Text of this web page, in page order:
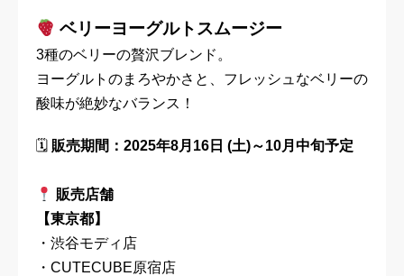
ベリーヨーグルトスムージー
3種のベリーの贅沢ブレンド。
ヨーグルトのまろやかさと、フレッシュなベリーの
酸味が絶妙なバランス！
🗓 販売期間：2025年8月16日 (土)～10月中旬予定
販売店舗
【東京都】
・渋谷モディ店
・CUTECUBE原宿店